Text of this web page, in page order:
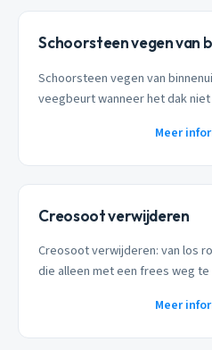
Schoorsteen vegen van
Schoorsteen vegen van
veegbeurt wanneer het dak
Meer
Creosoot verwijderen
Creosoot verwijderen: van los
die alleen met een frees weg te
Meer